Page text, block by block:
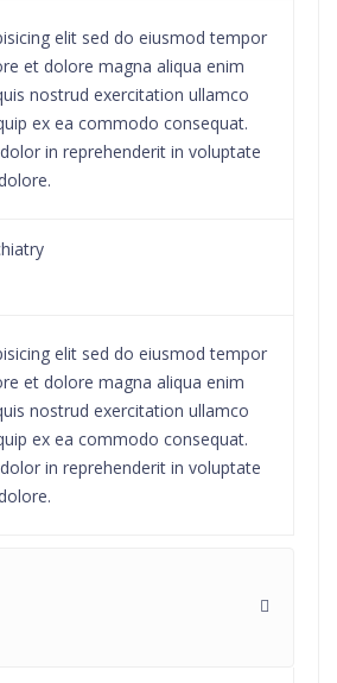
elit sed do eiusmod tempor
et dolore magna aliqua enim
nostrud exercitation ullamco
ex ea commodo consequat.
in reprehenderit in voluptate
elit sed do eiusmod tempor
et dolore magna aliqua enim
nostrud exercitation ullamco
ex ea commodo consequat.
in reprehenderit in voluptate